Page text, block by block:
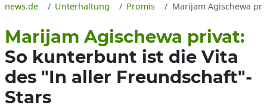
news.de Unterhaltung Promis Marijam Agischewa
Marijam Agischewa privat:
So kunterbunt ist die Vita
des "In aller Freundschaft"-
Stars